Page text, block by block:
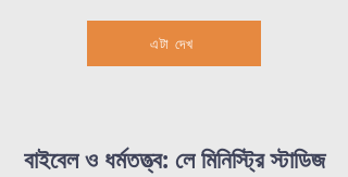
এটা দেখ
বাইবেল ও ধর্মতত্ত্ব: লে মিনিস্ট্রি স্টাডিজ